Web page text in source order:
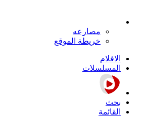
مصارعه
خريطة الموقع
الافلام
المسلسلات
بحث
القائمة